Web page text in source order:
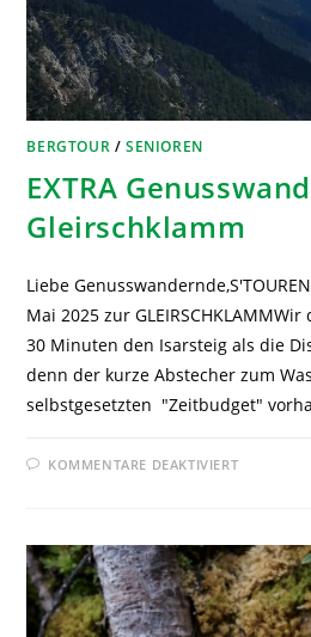
BERGTOUR /SENIOREN
EXTRA
Gleirschklamm
Liebe
Mai 2025 zur
30 Minuten den Isarsteig als die
denn der kurze Abstecher zum
selbstgesetzten "Zeitbudget"
KOMMENTARE DEAKTIVIERT